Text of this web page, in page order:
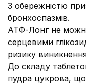
З обережністю
бронхоспазмів.
АТФ-Лонг не
серцевими
ризику
До складу
пудра цукрова,